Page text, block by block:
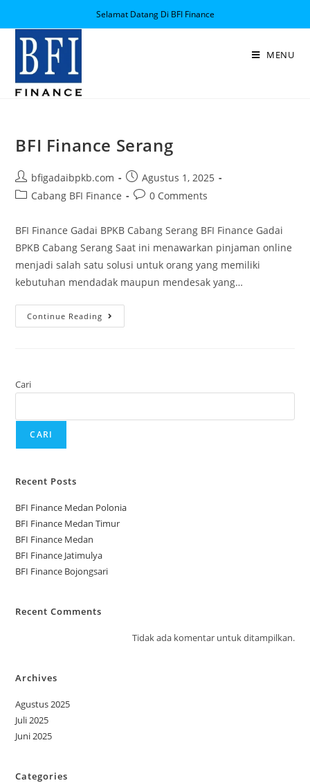
Selamat Datang Di BFI Finance
MENU
BFI Finance Serang
bfigadaibpkb.com
Agustus 1, 2025
Cabang BFI Finance
0 Comments
BFI Finance Gadai BPKB Cabang Serang BFI Finance Gadai
BPKB Cabang Serang Saat ini menawarkan pinjaman online
menjadi salah satu solusi untuk orang yang memiliki
kebutuhan mendadak maupun mendesak yang…
Continue Reading
Cari
CARI
Recent Posts
BFI Finance Medan Polonia
BFI Finance Medan Timur
BFI Finance Medan
BFI Finance Jatimulya
BFI Finance Bojongsari
Recent Comments
Tidak ada komentar untuk ditampilkan.
Archives
Agustus 2025
Juli 2025
Juni 2025
Categories